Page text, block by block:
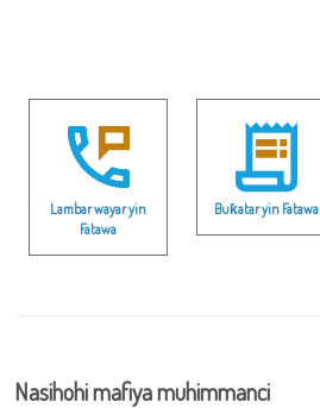
Lambar wayar yin
Fatawa
Buƙatar yin Fatawa
Nasihohi mafiya muhimmanci